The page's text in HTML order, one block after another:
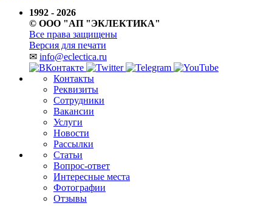
1992 - 2026
© ООО "АП "ЭКЛЕКТИКА"
Все права защищены
Версия для печати
✉ info@eclectica.ru
Контакты
Реквизиты
Сотрудники
Вакансии
Услуги
Новости
Рассылки
Статьи
Вопрос-ответ
Интересные места
Фотографии
Отзывы